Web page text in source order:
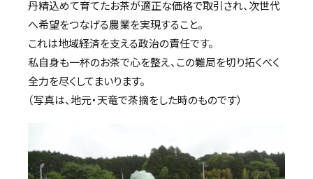
丹精込めて育てたお茶が適正な価格で取引され、次世代
へ希望をつなげる農業を実現すること。
これは地域経済を支える政治の責任です。
私自身も一杯のお茶で心を整え、この難局を切り拓くべく
全力を尽くしてまいります。
（写真は、地元・天竜で茶摘をした時のものです）